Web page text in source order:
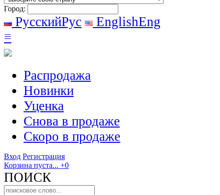
Город:
РусскийРус EnglishEng
≡
Распродажа
Новинки
Уценка
Снова в продаже
Скоро в продаже
Вход Регистрация
Корзина пуста... +0
ПОИСК